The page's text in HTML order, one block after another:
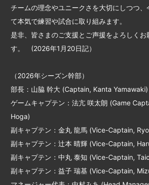
チームの理念やユニークさを大切にしつつ、
て本気で練習や試合に取り組みます。
是非、皆さまのご支援とご声援をよろしくお
す。 (2026年1月20日記）
（2026年シーズン幹部）
部長：山脇 幹大 (Captain, Kanta Yamawaki)
ゲームキャプテン：法亢 咲太朗 (Game
Hoga)
副キャプテン：金丸 龍馬 (Vice-Captain,
副キャプテン：辻本 晴輝 (Vice-Captain,
副キャプテン：中丸 泰知 (Vice-Captain,
副キャプテン：益子 瑞基 (Vice-Captain,